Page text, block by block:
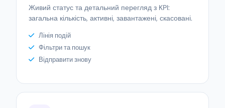
Живий статус та детальний перегляд з KPI:
загальна кількість, активні, завантажені, скасовані.
Лінія подій
Фільтри та пошук
Відправити знову